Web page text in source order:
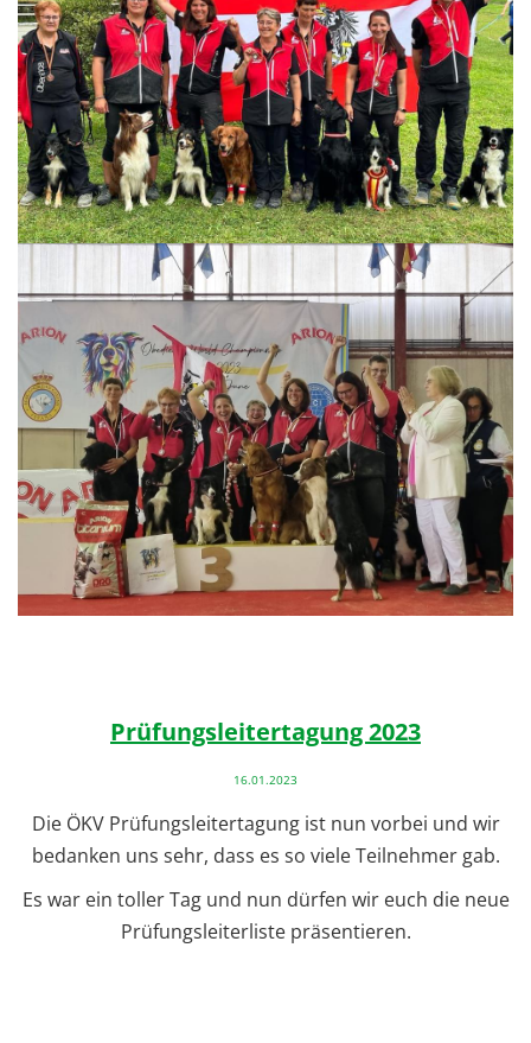
Prüfungsleitertagung 2023
16.01.2023
Die ÖKV Prüfungsleitertagung ist nun vorbei und wir
bedanken uns sehr, dass es so viele Teilnehmer gab.
Es war ein toller Tag und nun dürfen wir euch die neue
Prüfungsleiterliste präsentieren.